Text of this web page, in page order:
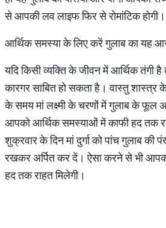
से आपकी लव लाइफ फिर से रोमांटिक होगी।
आर्थिक समस्या के लिए करें गुलाब का यह
यदि किसी व्यक्ति के जीवन में आर्थिक तंगी
कारगर साबित हो सकता है। वास्तु शास्त्र
के समय मां लक्ष्मी के चरणों में गुलाब के फूल
आपको आर्थिक समस्याओं में काफी हद तक
शुक्रवार के दिन मां दुर्गा को पांच गुलाब की
रखकर अर्पित कर दें। ऐसा करने से भी
हद तक राहत मिलेगी।